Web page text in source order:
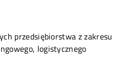
przedsiębiorstwa z zakresu
logistycznego